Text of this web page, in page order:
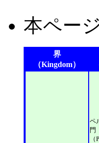
本ペー
界
（Kingdom）
ペ
門